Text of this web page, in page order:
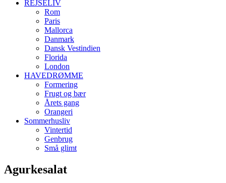
REJSELIV
Rom
Paris
Mallorca
Danmark
Dansk Vestindien
Florida
London
HAVEDRØMME
Formering
Frugt og bær
Årets gang
Orangeri
Sommerhusliv
Vintertid
Genbrug
Små glimt
Agurkesalat